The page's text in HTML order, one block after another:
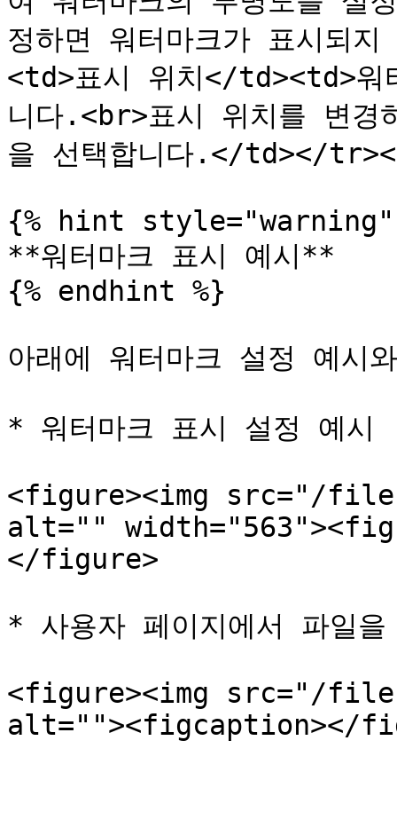
정하면 워터마크가 표시
<td>표시 위치</td><td>워
니다.<br>표시 위치를 변경
을 선택합니다.</td></
{% hint style="warning"
**워터마크 표시 예시**
{% endhint %}
아래에 워터마크 설정 예시
* 워터마크 표시 설정 예시
<figure><img src="/
alt=""
</figure>
* 사용자 페이지에서 파일
<figure><img src="/files/